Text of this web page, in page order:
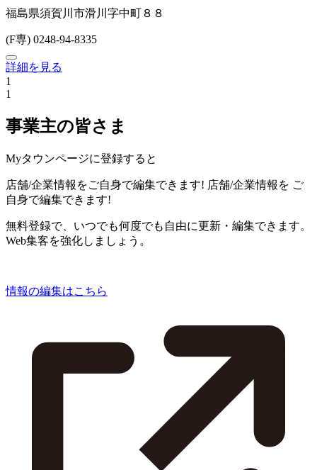
福島県須賀川市滑川字中町８８
(F専) 0248-94-8335
詳細を見る
1
1
事業主の皆さま
Myタウンページに登録すると
店舗/企業情報をご自身で編集できます! 店舗/企業情報を ご
自身で編集できます!
無料登録で、いつでも何度でも自由に更新・編集できます。
Web集客を強化しましょう。
情報の編集はこちら